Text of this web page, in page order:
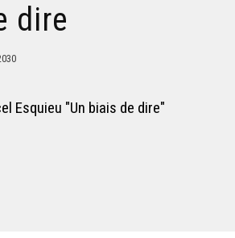
dire
Esquieu "Un biais de dire"